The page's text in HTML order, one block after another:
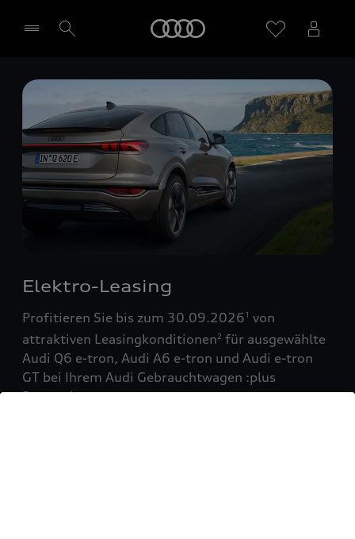
Händler wählen
Elektro-Leasing
Profitieren Sie bis zum 30.09.20261 von
attraktiven Leasingkonditionen2 für ausgewählte
Audi Q6 e-tron, Audi A6 e-tron und Audi e-tron
GT bei Ihrem Audi Gebrauchtwagen :plus
Partner!